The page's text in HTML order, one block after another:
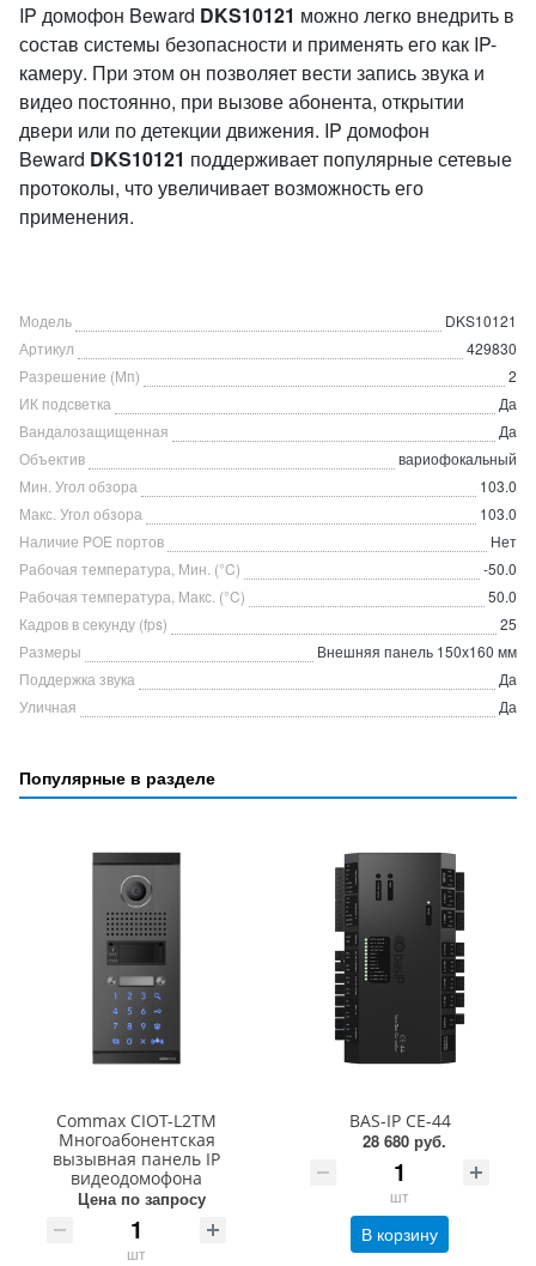
IP домофон Beward DKS10121 можно легко внедрить в
состав системы безопасности и применять его как IP-
камеру. При этом он позволяет вести запись звука и
видео постоянно, при вызове абонента, открытии
двери или по детекции движения. IP домофон
Beward DKS10121 поддерживает популярные сетевые
протоколы, что увеличивает возможность его
применения.
Модель
DKS10121
Артикул
429830
Разрешение (Мп)
2
ИК подсветка
Да
Вандалозащищенная
Да
Объектив
вариофокальный
Мин. Угол обзора
103.0
Макс. Угол обзора
103.0
Наличие POE портов
Нет
Рабочая температура, Мин. (°C)
-50.0
Рабочая температура, Макс. (°C)
50.0
Кадров в секунду (fps)
25
Размеры
Внешняя панель 150х160 мм
Поддержка звука
Да
Уличная
Да
Популярные в разделе
Commax CIOT-L2TM
Многоабонентская
вызывная панель IP
видеодомофона
Цена по запросу
шт
BAS-IP CE-44
28 680 руб.
шт
В корзину